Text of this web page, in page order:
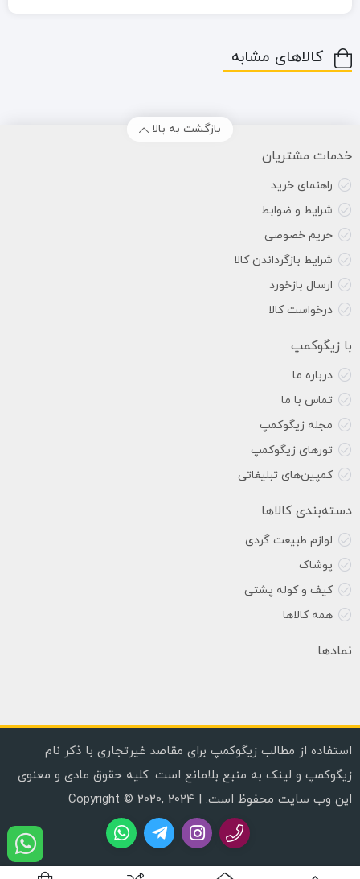
کالاهای مشابه
بازگشت به بالا
خدمات مشتریان
راهنمای خرید
شرایط و ضوابط
حریم خصوصی
شرایط بازگرداندن کالا
ارسال بازخورد
درخواست کالا
با زیگوکمپ
درباره ما
تماس با ما
مجله زیگوکمپ
تورهای زیگوکمپ
کمپین‌های تبلیغاتی
دسته‌بندی کالاها
لوازم طبیعت گردی
پوشاک
کیف و کوله پشتی
همه کالاها
نمادها
استفاده از مطالب زیگوکمپ برای مقاصد غیرتجاری با ذکر نام
زیگوکمپ و لینک به منبع بلامانع است. کلیه حقوق مادی و معنوی
این وب سایت محفوظ است. | Copyright © 2020, 2024